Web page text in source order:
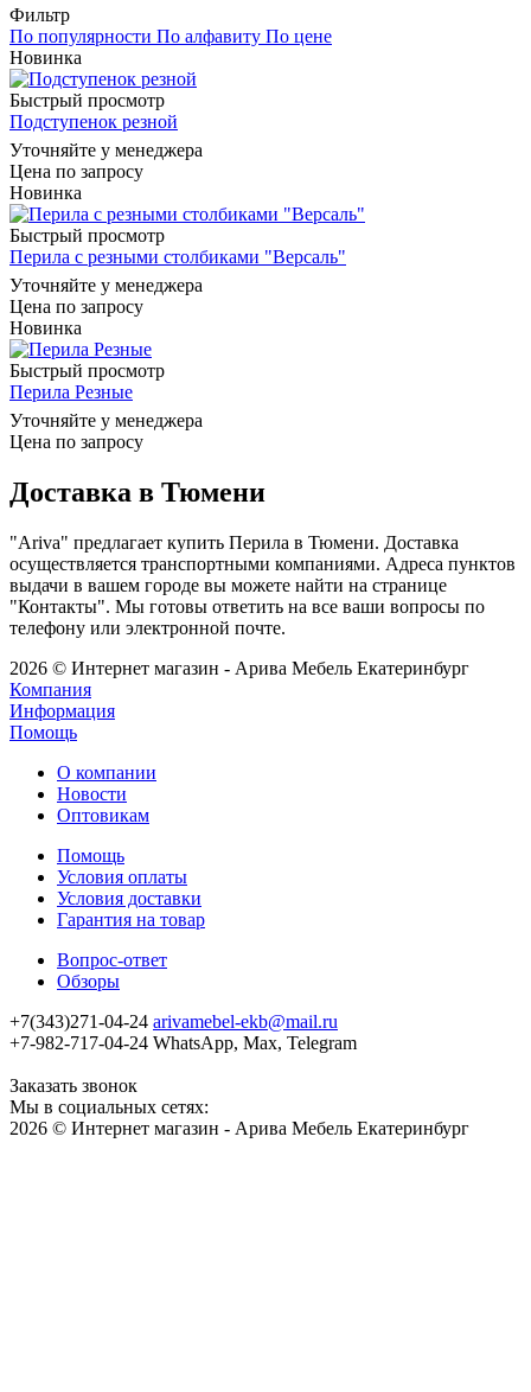
Фильтр
По популярности По алфавиту По цене
Новинка
Быстрый просмотр
Подступенок резной
Уточняйте у менеджера
Цена по запросу
Новинка
Быстрый просмотр
Перила с резными столбиками "Версаль"
Уточняйте у менеджера
Цена по запросу
Новинка
Быстрый просмотр
Перила Резные
Уточняйте у менеджера
Цена по запросу
Доставка в Тюмени
"Ariva" предлагает купить Перила в Тюмени. Доставка
осуществляется транспортными компаниями. Адреса пунктов
выдачи в вашем городе вы можете найти на странице
"Контакты". Мы готовы ответить на все ваши вопросы по
телефону или электронной почте.
2026 © Интернет магазин - Арива Мебель Екатеринбург
Компания
Информация
Помощь
О компании
Новости
Оптовикам
Помощь
Условия оплаты
Условия доставки
Гарантия на товар
Вопрос-ответ
Обзоры
+7(343)271-04-24 arivamebel-ekb@mail.ru
+7-982-717-04-24 WhatsApp, Max, Telegram
Заказать звонок
Мы в социальных сетях:
2026 © Интернет магазин - Арива Мебель Екатеринбург